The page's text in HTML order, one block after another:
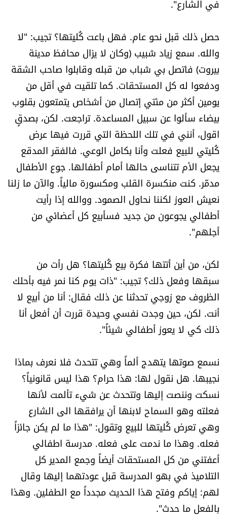
في الشارع".
حصل ذلك قبل نحو عام. فهل باعت كُليتها؟ تجيب: "لا
والله. سمع زياد شبيب (وكان لا يزال محافظ مدينة
بيروت) فاتصل بي شباب من قبله وقابلوا صاحب الشقة
ودفعوا له كل المستحقات. كما تلقيت في أقل من
يومين أكثر من مئتي إتصال من أشخاص يتمتعون بقلوب
بيضاء سألوا عن سبيل المساعدة. تراجعت. لكن، بصدقٍ
اقول، أنني في تلك اللحظة التي قررت فيها عرض
كُليتي للبيع فعلت وأنا بكامل الوعي. فالفقر المدقع
يجعل الأم تتناسى حالها أمام أطفالها. جوع الأطفال
مدمّر. كنت منكسرة القلب ومكسورة مالياً. والآن ما زلنا
نعيش العوز لكننا نحاول الصمود. ووالله إذا رأيت
أطفالي يجوعون من جديد فسأبيع كل أعضائي من
أجلهم".
لكن، من أين أتتها فكرة بيع كُليتها؟ هل رأت من
سبقها وفعل ذلك؟ تجيب: "ذات يوم كنا نمر فيه بأحلك
الظروف مع زوجي تحدثنا عن ذلك فقال: أنا من أبيع لا
أنت. لكن، حين وجدت نفسي وحيدة قررت أن أفعل أنا
ذلك كي لا يعوز أطفالي شيئاً".
نسمع صوتها يتهدج ألماً وهي تتحدث فلا نعرف بماذا
نجيبها. هل نقول لها: هذا حرام؟ هذا ليس قانونياً؟
نسكت وننصت إليها وتتحدث عن شيء تألمت لأنها
فعلته وهو السماح لابنها أن يرافقها الى الشارع
وهي تعرض كُليتها للبيع وتقول: "هذا ما لم يكن جائزاً
فعله. وهذا ما ندمت على فعله. مدرسة اطفالي
أعفتني من كل المستحقات أيضاً وجمع المدير كل
التلاميذ في بهو المدرسة قبل عودتهما إليها وقال
لهم: إياكم وفتح هذا الحديث مجدداً مع الطفلين. وهذا
بالفعل ما حدث".